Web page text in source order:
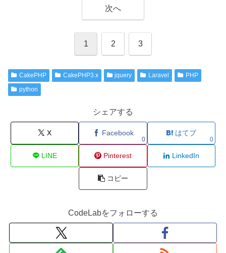
次へ
1 2 3
CakePHP CakePHP3.x jquery Laravel
PHP
python
シェアする
X Facebook
0
はてブ
0
LINE Pinterest LinkedIn
コピー
CodeLabをフォローする